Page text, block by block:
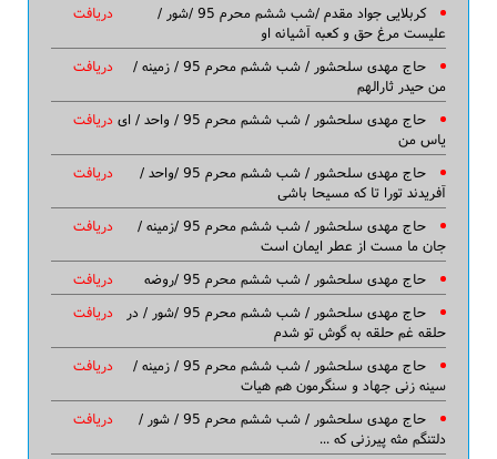
دریافت
کربلایی جواد مقدم /شب ششم محرم 95 /شور /
علیست مرغ حق و کعبه آشیانه او
دریافت
حاج مهدی سلحشور / شب ششم محرم 95 / زمینه /
من حیدر ثارالهم
دریافت حاج مهدی سلحشور / شب ششم محرم 95 / واحد / ای
یاس من
دریافت
حاج مهدی سلحشور / شب ششم محرم 95 /واحد /
آفریدند تورا تا که مسیحا باشی
دریافت
حاج مهدی سلحشور / شب ششم محرم 95 /زمینه /
جان ما مست از عطر ایمان است
دریافت
حاج مهدی سلحشور / شب ششم محرم 95 /روضه
دریافت
حاج مهدی سلحشور / شب ششم محرم 95 /شور / در
حلقه غم حلقه به گوش تو شدم
دریافت
حاج مهدی سلحشور / شب ششم محرم 95 / زمینه /
سینه زنی جهاد و سنگرمون هم هیات
دریافت
حاج مهدی سلحشور / شب ششم محرم 95 / شور /
دلتنگم مثه پیرزنی که ...